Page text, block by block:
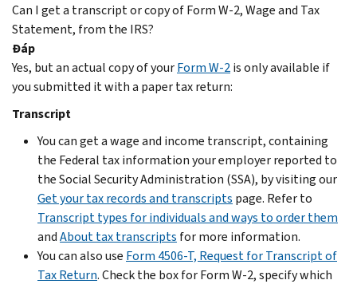
Can I get a transcript or copy of Form W-2, Wage and Tax
Statement, from the IRS?
Đáp
Yes, but an actual copy of yourForm W-2is only available if
you submitted it with a paper tax return:
Transcript
You can get a wage and income transcript, containing
the Federal tax information your employer reported to
the Social Security Administration (SSA), by visiting our
Get your tax records and transcripts page. Refer to
Transcript types for individuals and ways to order them
andAbout tax transcripts for more information.
You can also use Form 4506-T, Request for Transcript of
Tax Return. Check the box for Form W-2, specify which